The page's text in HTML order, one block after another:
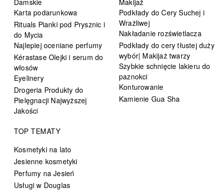
Karta podarunkowa
Rituals Pianki pod Prysznic i
do Mycia
Najlepiej oceniane perfumy
Kérastase Olejki i serum do
włosów
Eyelinery
Drogeria Produkty do
Pielęgnacji Najwyższej
Jakości
Podkłady do Cery Suchej i
Wrażliwej
Nakładanie rozświetlacza
Podkłady do cery tłustej duży
wybór| Makijaż twarzy
Szybkie schnięcie lakieru do
paznokci
Konturowanie
Kamienie Gua Sha
TOP TEMATY
Kosmetyki na lato
Jesienne kosmetyki
Perfumy na Jesień
Usługi w Douglas